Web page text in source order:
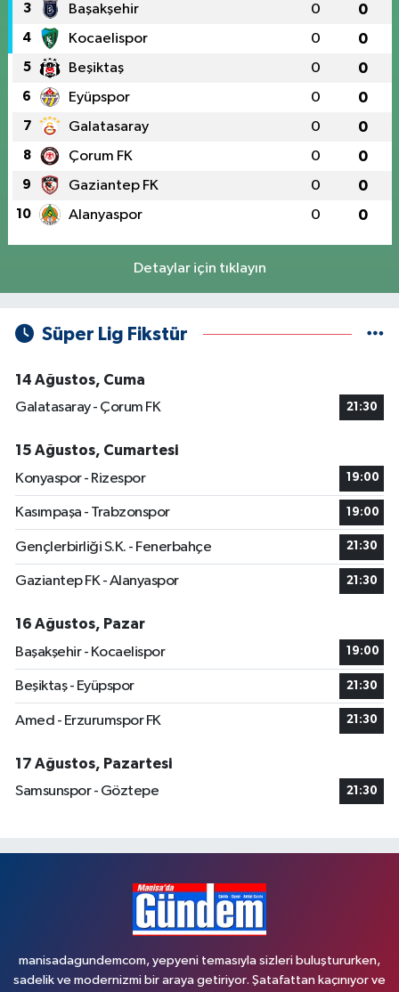
3 Başakşehir 0 0
4 Kocaelispor 0 0
5 Beşiktaş 0 0
6 Eyüpspor 0 0
7 Galatasaray 0 0
8 Çorum FK 0 0
9 Gaziantep FK 0 0
10 Alanyaspor 0 0
Detaylar için tıklayın
Süper Lig Fikstür
14 Ağustos, Cuma
Galatasaray - Çorum FK
21:30
15 Ağustos, Cumartesi
Konyaspor - Rizespor
19:00
Kasımpaşa - Trabzonspor 19:00
Gençlerbirliği S.K. - Fenerbahçe 21:30
Gaziantep FK - Alanyaspor 21:30
16 Ağustos, Pazar
Başakşehir - Kocaelispor
19:00
Beşiktaş - Eyüpspor 21:30
Amed - Erzurumspor FK 21:30
17 Ağustos, Pazartesi
Samsunspor - Göztepe
21:30
manisadagundemcom, yepyeni temasıyla sizleri buluştururken,
sadelik ve modernizmi bir araya getiriyor. Şatafattan kaçınıyor ve